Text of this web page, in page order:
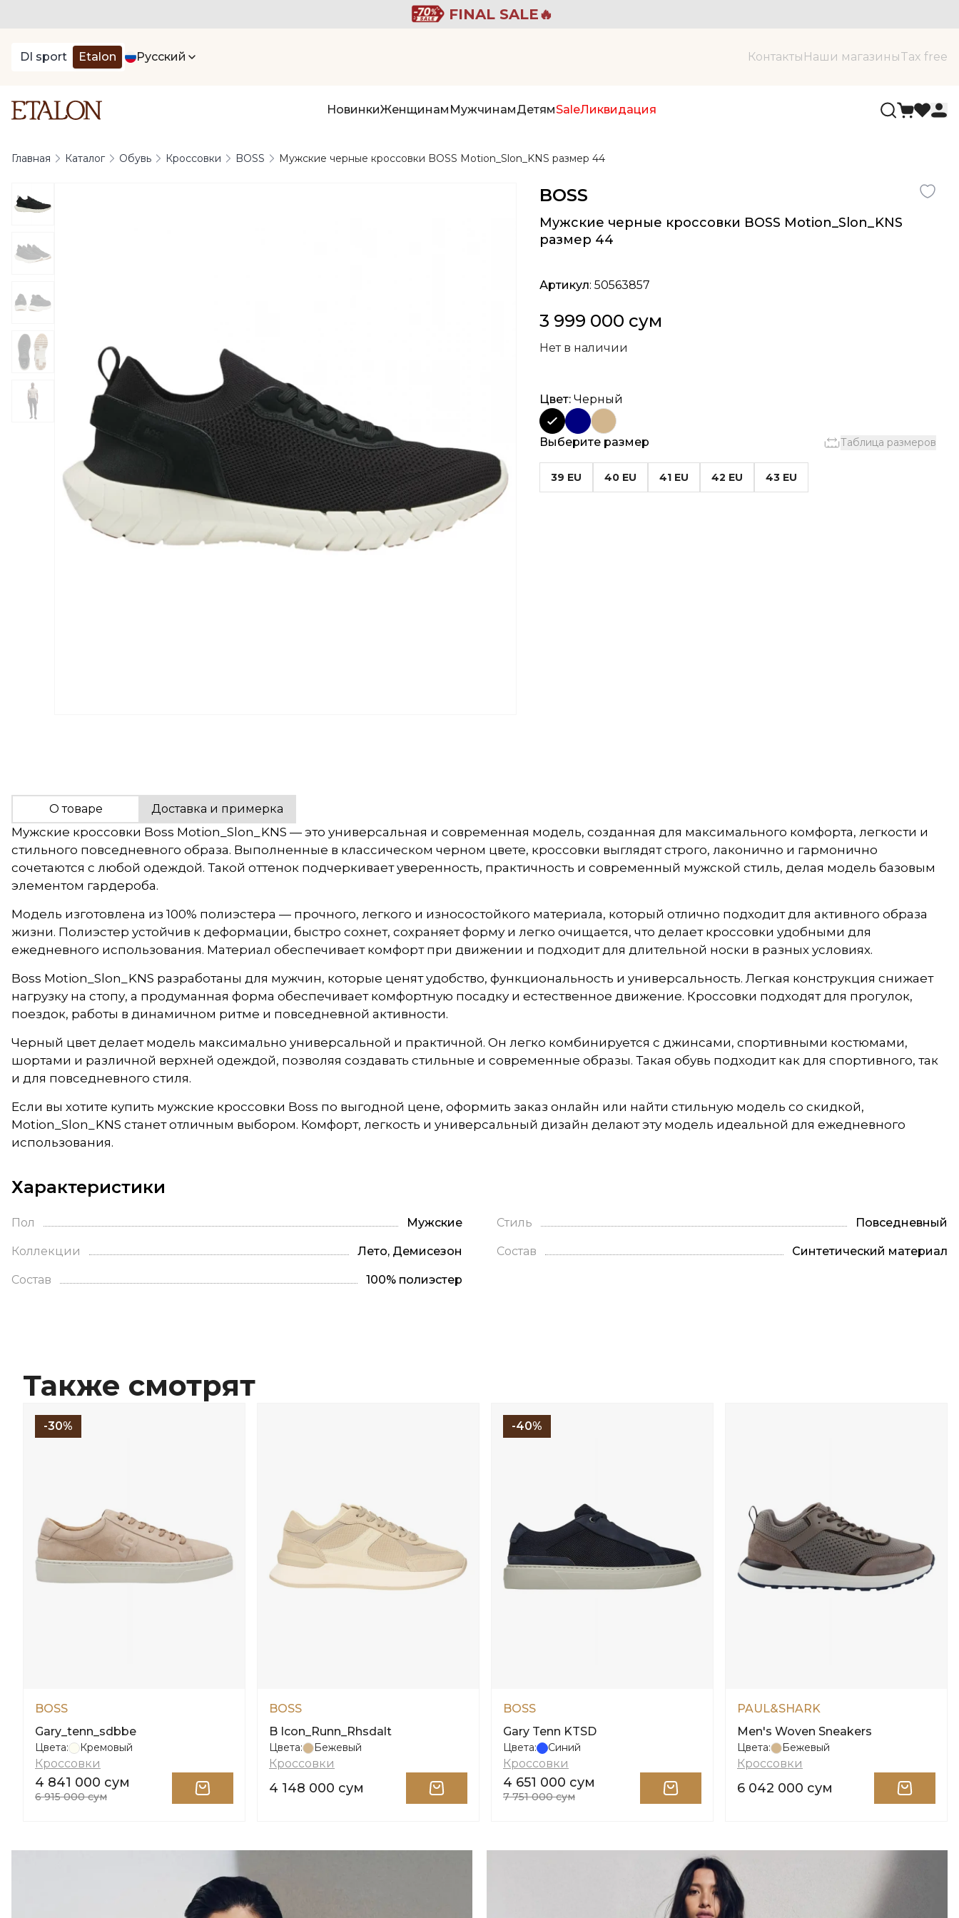
FINAL SALE🔥
DI sport Etalon Русский Контакты Наши магазиныTax free
НовинкиЖенщинам МужчинамДетямSaleЛиквидация
Главная Каталог Обувь Кроссовки BOSS Мужские черные кроссовки BOSS Motion_Slon_KNS размер 44
BOSS
Мужские черные кроссовки BOSS Motion_Slon_KNS
размер 44
Артикул: 50563857
3 999 000 сум
Нет в наличии
Цвет:Черный
Выберите размер Таблица размеров
39 EU 40 EU 41 EU 42 EU 43 EU
О товаре Доставка и примерка
Мужские кроссовки Boss Motion_Slon_KNS — это универсальная и современная модель, созданная для максимального комфорта, легкости и
стильного повседневного образа. Выполненные в классическом черном цвете, кроссовки выглядят строго, лаконично и гармонично
сочетаются с любой одеждой. Такой оттенок подчеркивает уверенность, практичность и современный мужской стиль, делая модель базовым
элементом гардероба.
Модель изготовлена из 100% полиэстера — прочного, легкого и износостойкого материала, который отлично подходит для активного образа
жизни. Полиэстер устойчив к деформации, быстро сохнет, сохраняет форму и легко очищается, что делает кроссовки удобными для
ежедневного использования. Материал обеспечивает комфорт при движении и подходит для длительной носки в разных условиях.
Boss Motion_Slon_KNS разработаны для мужчин, которые ценят удобство, функциональность и универсальность. Легкая конструкция снижает
нагрузку на стопу, а продуманная форма обеспечивает комфортную посадку и естественное движение. Кроссовки подходят для прогулок,
поездок, работы в динамичном ритме и повседневной активности.
Черный цвет делает модель максимально универсальной и практичной. Он легко комбинируется с джинсами, спортивными костюмами,
шортами и различной верхней одеждой, позволяя создавать стильные и современные образы. Такая обувь подходит как для спортивного, так
и для повседневного стиля.
Если вы хотите купить мужские кроссовки Boss по выгодной цене, оформить заказ онлайн или найти стильную модель со скидкой,
Motion_Slon_KNS станет отличным выбором. Комфорт, легкость и универсальный дизайн делают эту модель идеальной для ежедневного
использования.
Характеристики
Пол Мужские Стиль Повседневный
Коллекции Лето, Демисезон Состав Синтетический материал
Состав 100% полиэстер
Также смотрят
-30%
BOSS
Gary_tenn_sdbbe
Цвета: Кремовый
Кроссовки
4 841 000 сум
6 915 000 сум
BOSS
B Icon_Runn_Rhsdalt
Цвета: Бежевый
Кроссовки
4 148 000 сум
-40%
BOSS
Gary Tenn KTSD
Цвета: Синий
Кроссовки
4 651 000 сум
7 751 000 сум
PAUL&SHARK
Men's Woven Sneakers
Цвета: Бежевый
Кроссовки
6 042 000 сум